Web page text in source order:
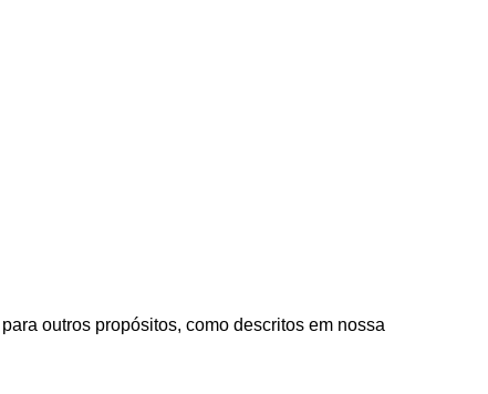
outros propósitos, como descritos em nossa